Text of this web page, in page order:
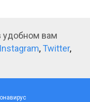
удобном вам
Instagram, Twitter,